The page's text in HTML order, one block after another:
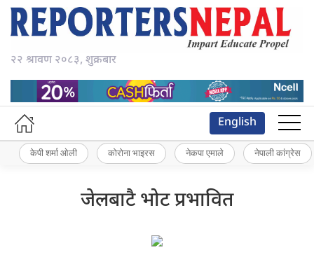
२२ श्रावण २०८३, शुक्रबार
English
केपी शर्मा ओली कोरोना भाइरस नेकपा एमाले नेपाली कांग्रेस
जेलबाटै भोट प्रभावित